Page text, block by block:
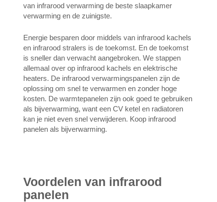
van infrarood verwarming de beste slaapkamer
verwarming en de zuinigste.
Energie besparen door middels van infrarood kachels
en infrarood stralers is de toekomst. En de toekomst
is sneller dan verwacht aangebroken. We stappen
allemaal over op infrarood kachels en elektrische
heaters. De infrarood verwarmingspanelen zijn de
oplossing om snel te verwarmen en zonder hoge
kosten. De warmtepanelen zijn ook goed te gebruiken
als bijverwarming, want een CV ketel en radiatoren
kan je niet even snel verwijderen. Koop infrarood
panelen als bijverwarming.
Voordelen van infrarood
panelen